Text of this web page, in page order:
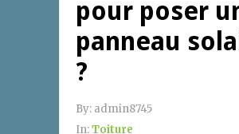
pour poser
panneau
?
By: admin8745
In:Toiture